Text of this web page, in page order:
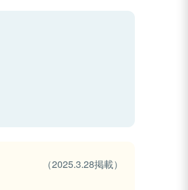
（2025.3.28掲載）